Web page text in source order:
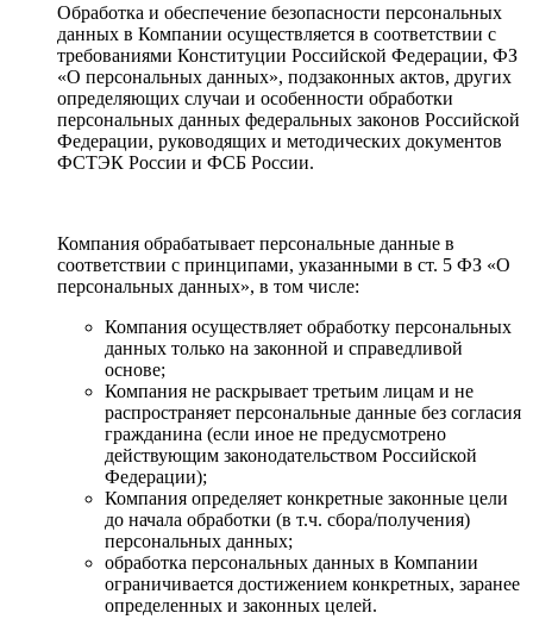
Обработка и обеспечение безопасности персональных
данных в Компании осуществляется в соответствии с
требованиями Конституции Российской Федерации, ФЗ
«О персональных данных», подзаконных актов, других
определяющих случаи и особенности обработки
персональных данных федеральных законов Российской
Федерации, руководящих и методических документов
ФСТЭК России и ФСБ России.
Компания обрабатывает персональные данные в
соответствии с принципами, указанными в ст. 5 ФЗ «О
персональных данных», в том числе:
Компания осуществляет обработку персональных
данных только на законной и справедливой
основе;
Компания не раскрывает третьим лицам и не
распространяет персональные данные без согласия
гражданина (если иное не предусмотрено
действующим законодательством Российской
Федерации);
Компания определяет конкретные законные цели
до начала обработки (в т.ч. сбора/получения)
персональных данных;
обработка персональных данных в Компании
ограничивается достижением конкретных, заранее
определенных и законных целей.